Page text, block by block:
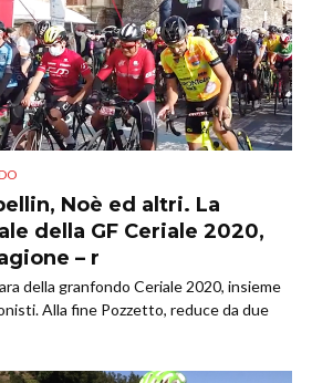
Noè ed altri. La
della GF Ceriale 2020,
– r
della granfondo Ceriale 2020, insieme
Alla fine Pozzetto, reduce da due